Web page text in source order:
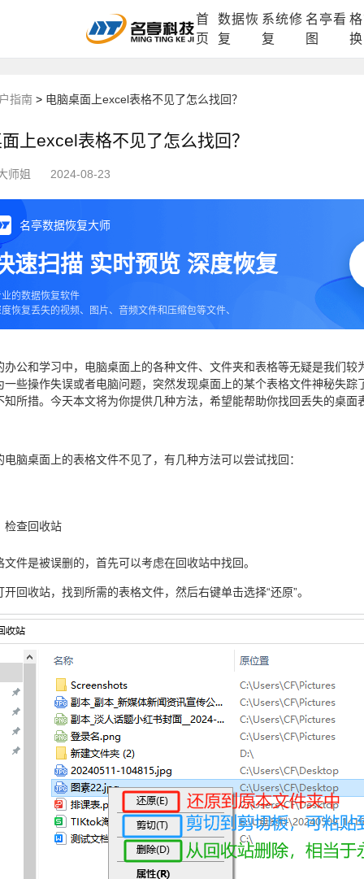
首
页
数据恢
复
系统修
复
名亭看
图
换
DLL修复中心 电脑数据恢复 格式化数据
指南 > 电脑桌面上excel表格不见了怎么找回？
上excel表格不见了怎么找回？
师姐 2024-08-23
名亭数据恢复大师
速扫描 实时预览 深度恢复
的数据恢复软件
恢复丢失的视频、图片、音频文件和压缩包等文件、
办公和学习中，电脑桌面上的各种文件、文件夹和表格等无疑是我们
一些操作失误或者电脑问题，突然发现桌面上的某个表格文件神秘失
知所措。今天本文将为你提供几种方法，希望能帮助你找回丢失的桌面
电脑桌面上的表格文件不见了，有几种方法可以尝试找回：
检查回收站
文件是被误删的，首先可以考虑在回收站中找回。
开回收站，找到所需的表格文件，然后右键单击选择“还原”。